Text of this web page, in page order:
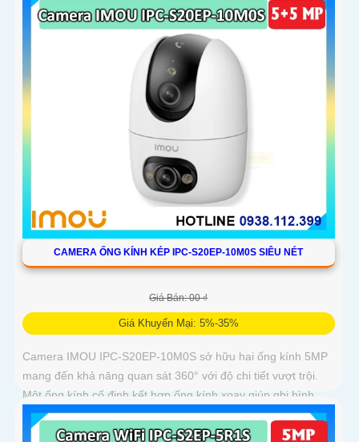
CAMERA ỐNG KÍNH KÉP IPC-S20EP-10M0S SIÊU NÉT
Giá Bán: 00 ₫
Giá Khuyến Mại: 5%-35%
Camera IMOU IPC-S20EP-10M0S sở hữu hai ống kính 5MP
mang đến khả năng quan sát 360° với độ chi tiết vượt trội.
Một ống kính cố định kết hợp ống kính xoay giúp ghi hình
toàn diện mà không bỏ sót điểm mù